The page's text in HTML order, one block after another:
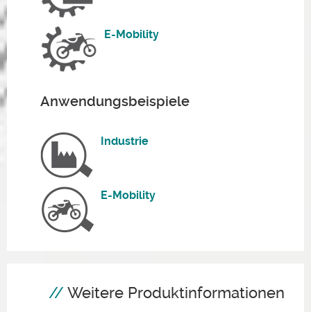
E-Mobility
Anwendungsbeispiele
Industrie
E-Mobility
Weitere Produktinformationen